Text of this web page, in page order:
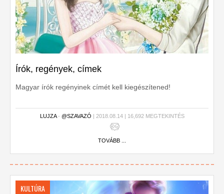
Írók, regények, címek
Magyar írók regényinek címét kell kiegészítened!
LUJZA- @SZAVAZÓ | 2018.08.14 | 16,692 MEGTEKINTÉS
TOVÁBB ...
KULTÚRA